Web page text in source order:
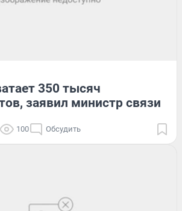
350 тысяч
заявил министр связи
100 Обсудить